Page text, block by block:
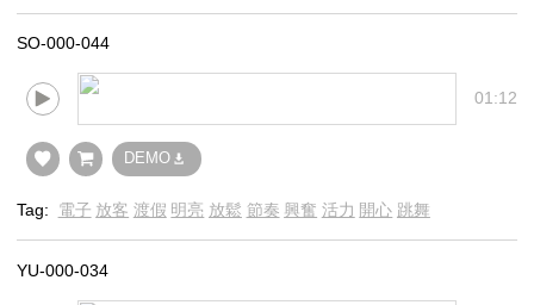
SO-000-044
01:12
DEMO
Tag: 電子 放客 渡假 明亮 放鬆 節奏 興奮 活力 開心 跳舞
YU-000-034